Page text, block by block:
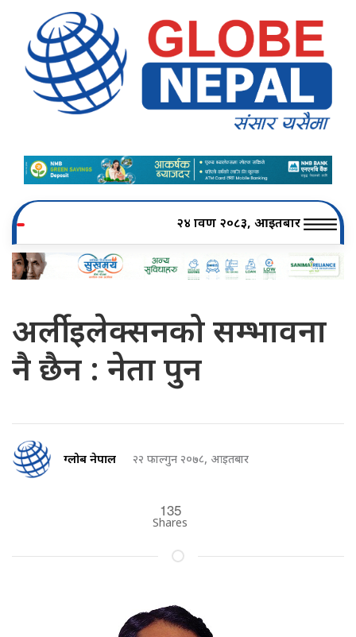
२४ श्रावण २०८३, आइतबार
अर्ली इलेक्सनको सम्भावना
नै छैन : नेता पुन
ग्लोब नेपाल २२ फाल्गुन २०७८, आइतबार
135
Shares